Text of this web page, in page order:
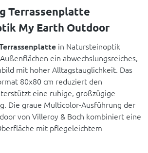
Terrassenplatte
My Earth Outdoor
in Natursteinoptik
ein abwechslungsreiches,
mit hoher Alltagstauglichkeit. Das
80x80 cm reduziert den
eine ruhige, großzügige
Die graue Multicolor-Ausführung der
von Villeroy & Boch kombiniert eine
mit pflegeleichtem